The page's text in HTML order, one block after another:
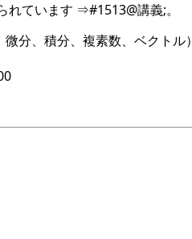
ています ⇒#1513@講義;。
分、積分、複素数、ベクトル）